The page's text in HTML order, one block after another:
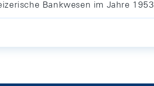
Bankwesen im Jahre 1953